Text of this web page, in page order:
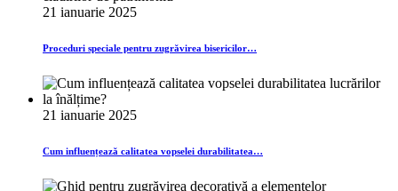
21 ianuarie 2025
Proceduri speciale pentru zugrăvirea bisericilor…
21 ianuarie 2025
Cum influențează calitatea vopselei durabilitatea…